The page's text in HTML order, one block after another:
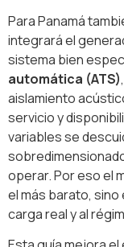
Para Panamá
integrará el
sistema bien
automática (ATS)
aislamiento
servicio y
variables se
operar. Por eso el
el más barato,
carga real y al